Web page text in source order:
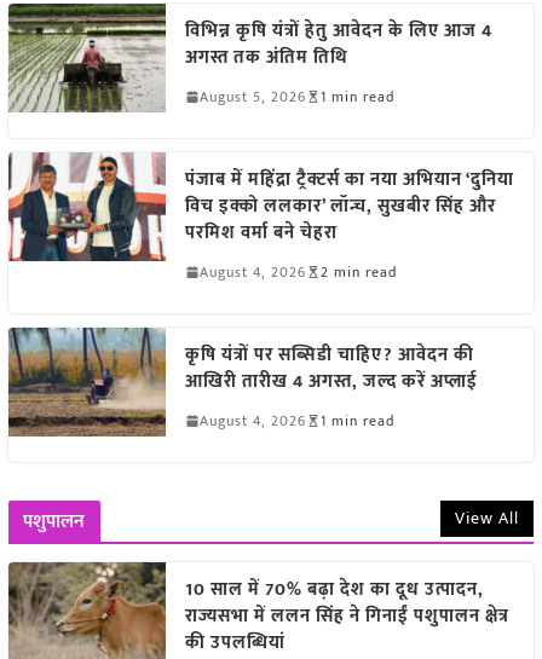
विभिन्न कृषि यंत्रों हेतु आवेदन के लिए आज 4
अगस्त तक अंतिम तिथि
August 5, 2026 1 min read
पंजाब में महिंद्रा ट्रैक्टर्स का नया अभियान ‘दुनिया
विच इक्को ललकार’ लॉन्च, सुखबीर सिंह और
परमिश वर्मा बने चेहरा
August 4, 2026 2 min read
कृषि यंत्रों पर सब्सिडी चाहिए? आवेदन की
आखिरी तारीख 4 अगस्त, जल्द करें अप्लाई
August 4, 2026 1 min read
पशुपालन View All
10 साल में 70% बढ़ा देश का दूध उत्पादन,
राज्यसभा में ललन सिंह ने गिनाईं पशुपालन क्षेत्र
की उपलब्धियां